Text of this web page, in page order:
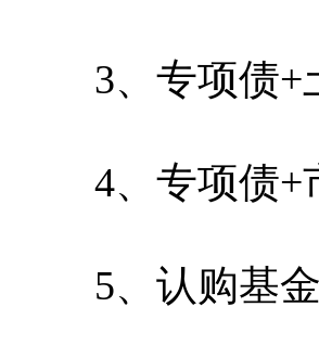
3、专项债+
4、专项债+
5、认购基金